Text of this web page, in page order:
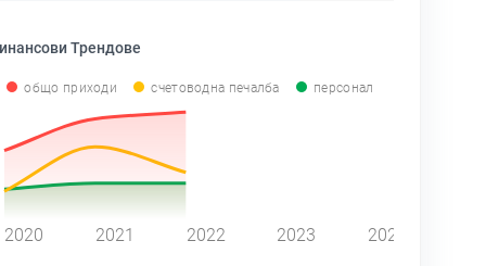
Трендове
общо приходи счетоводна печалба персонал
2020 2021 2022 2023 2024